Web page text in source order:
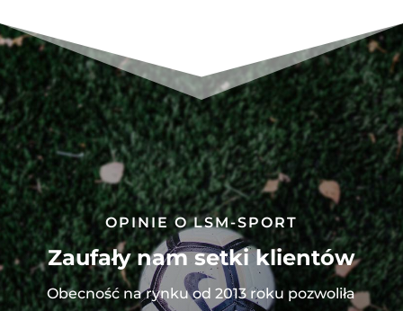
OPINIE O LSM-SPORT
Zaufały nam setki klientów
Obecność na rynku od 2013 roku pozwoliła